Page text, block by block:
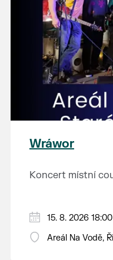
Wráwor
Koncert místní
15. 8. 2026
Areál Na Vodě,